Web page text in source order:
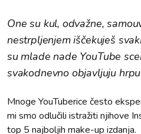
One su kul, odvažne,
nestrpljenjem iščekuješ
su mlade nade YouTube
svakodnevno objavljuju
Mnoge YouTuberice često
mi smo odlučili istražiti njihove
top 5 najboljih make-up izdanja.